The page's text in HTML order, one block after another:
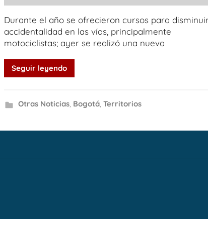
Durante el año se ofrecieron cursos para
accidentalidad en las vías, principalmente
motociclistas; ayer se realizó una nueva
Seguir leyendo
Otras Noticias, Bogotá, Territorios